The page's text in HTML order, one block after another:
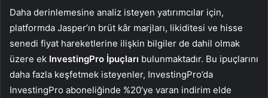
Daha derinlemesine analiz isteyen yatırımcılar için,
platformda Jasper’ın brüt kâr marjları, likiditesi ve hisse
senedi fiyat hareketlerine ilişkin bilgiler de dahil olmak
üzere ek InvestingPro İpuçları bulunmaktadır. Bu ipuçlarını
daha fazla keşfetmek isteyenler, InvestingPro’da
InvestingPro aboneliğinde %20’ye varan indirim elde